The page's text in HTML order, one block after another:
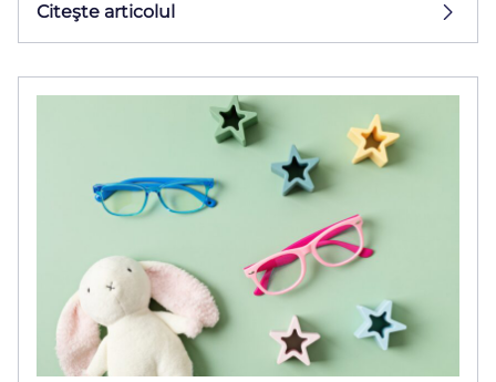
Citeşte articolul